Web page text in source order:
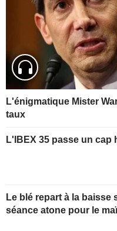
L'énigmatique Mister
taux
L'IBEX 35 passe un cap
Le blé repart à la baisse
séance atone pour le